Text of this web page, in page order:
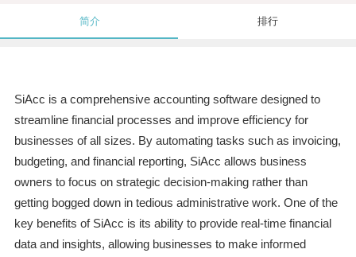
简介 排行
SiAcc is a comprehensive accounting software designed to
streamline financial processes and improve efficiency for
businesses of all sizes. By automating tasks such as invoicing,
budgeting, and financial reporting, SiAcc allows business
owners to focus on strategic decision-making rather than
getting bogged down in tedious administrative work. One of the
key benefits of SiAcc is its ability to provide real-time financial
data and insights, allowing businesses to make informed